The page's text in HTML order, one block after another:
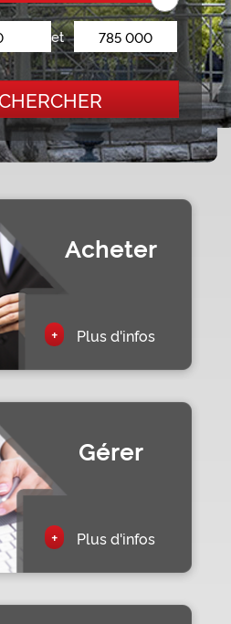
et
Acheter
+ Plus d'infos
Gérer
+ Plus d'infos